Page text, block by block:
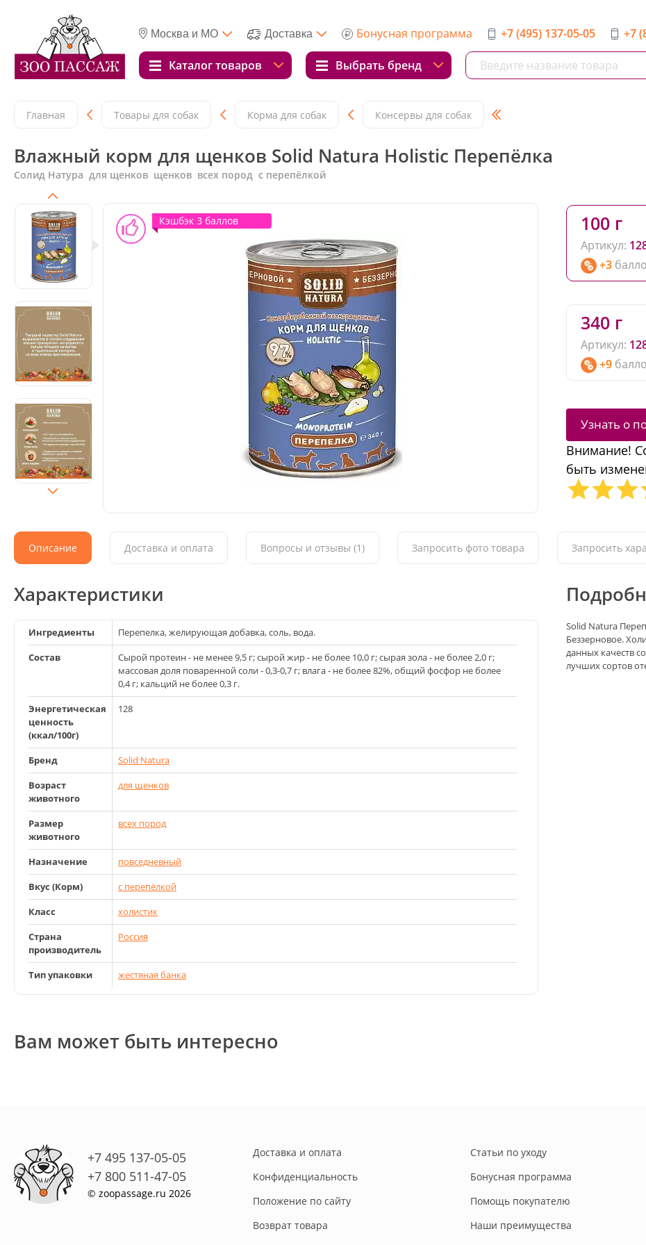
Москва и МО Доставка Бонусная программа +7 (495) 137-05-05 +7
Каталог товаров Выбрать бренд
Главная Товары для собак Корма для собак Консервы для собак
Влажный корм для щенков Solid Natura Holistic Перепёлка
Солид Натура для щенков щенков всех пород с перепёлкой
Кэшбэк 3 баллов 100 г
Артикул:
+3
340 г
Артикул:
+9
Узнать о
Внимание!
быть
Описание Доставка и оплата Вопросы и отзывы (1) Запросить фото товара Запросить
Характеристики
Ингредиенты
Перепелка, желирующая добавка, соль, вода.
Состав
Сырой протеин - не менее 9,5 г; сырой жир - не более 10,0 г; сырая зола - не более 2,0 г;
массовая доля поваренной соли - 0,3-0,7 г; влага - не более 82%, общий фосфор не более
0,4 г; кальций не более 0,3 г.
Энергетическая
ценность
(ккал/100г)
128
Бренд
Solid Natura
Возраст
животного
для щенков
Размер
животного
всех пород
Назначение
повседневный
Вкус (Корм)
с перепёлкой
Класс
холистик
Страна
производитель
Россия
Тип упаковки жестяная банка
Solid Natura
Беззерновое.
данных качеств
лучших сортов
Вам может быть интересно
+7 495 137-05-05
+7 800 511-47-05
© zoopassage.ru 2026
Доставка и оплата
Конфиденциальность
Положение по сайту
Возврат товара
Статьи по уходу
Бонусная программа
Помощь покупателю
Наши преимущества